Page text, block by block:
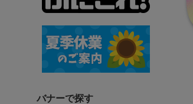
バナーで探す